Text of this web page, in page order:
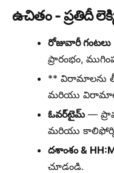
ఉచితం - ప్రతిదీ
రోజువారీ గంటలు
ప్రారంభం,
** విరామాలను
మరియు
ఓవర్‌టైమ్ —
మరియు
దశాంశం &
చూడండి.